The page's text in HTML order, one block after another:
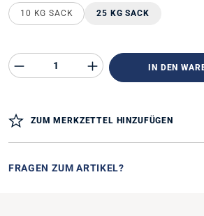
10 KG SACK 25 KG SACK
Produkt Anzahl des IN DEN
ZUM MERKZETTEL HINZUFÜGEN
FRAGEN ZUM ARTIKEL?